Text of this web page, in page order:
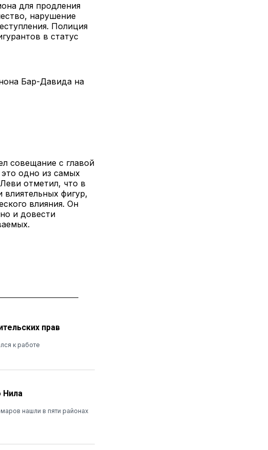
для продления
нарушение
Полиция
в статус
Бар-Давида на
совещание с главой
одно из самых
отметил, что в
фигур,
влияния. Он
и довести
прав
к работе
Нила
нашли в пяти районах